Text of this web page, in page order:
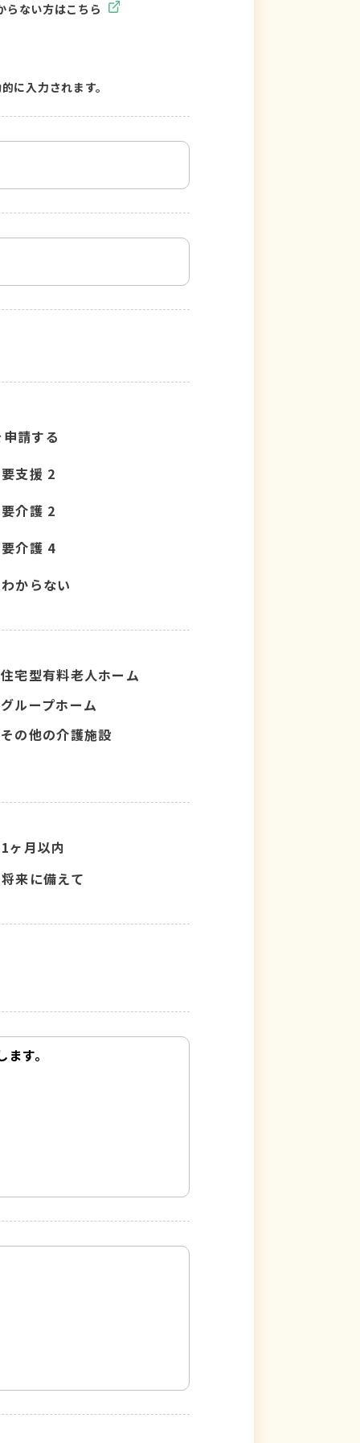
らない方はこちら
に入力されます。
請する
要支援 2
要介護 2
要介護 4
わからない
住宅型有料老人ホーム
グループホーム
その他の介護施設
1ヶ月以内
将来に備えて